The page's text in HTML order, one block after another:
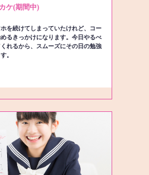
ケ(期間中)
を続けてしまっていたけれど、コー
るきっかけになります。今日やるべ
れるから、スムーズにその日の勉強
。